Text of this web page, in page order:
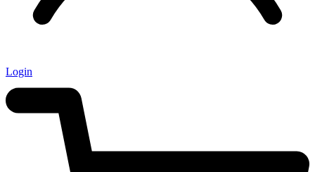
Login